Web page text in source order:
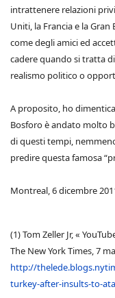
intrattenere relazioni
Uniti, la Francia e la
come degli amici ed
cadere quando si tratta
realismo politico o
A proposito, ho
Bosforo è andato molto
di questi tempi,
predire questa famosa
Montreal, 6 dicembre
(1) Tom Zeller Jr, «
The New York Times, 7
http://
turkey-after-insults-to-